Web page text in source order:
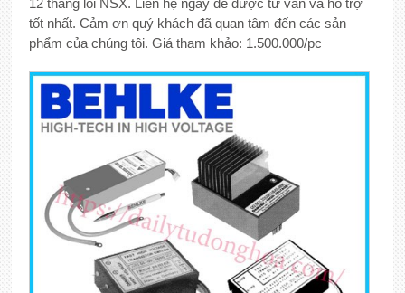
12 tháng lỗi NSX. Liên hệ ngay để được tư vấn và hỗ trợ
tốt nhất. Cảm ơn quý khách đã quan tâm đến các sản
phẩm của chúng tôi. Giá tham khảo: 1.500.000/pc